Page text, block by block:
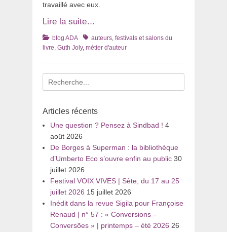
travaillé avec eux.
Lire la suite…
Catégories
blog ADA Tagsauteurs, festivals et salons du
livre, Guth Joly, métier d'auteur
Recherche
pour
Articles récents
Une question ? Pensez à Sindbad ! 4
août 2026
De Borges à Superman : la bibliothèque
d’Umberto Eco s’ouvre enfin au public 30
juillet 2026
Festival VOIX VIVES | Sète, du 17 au 25
juillet 2026 15 juillet 2026
Inédit dans la revue Sigila pour Françoise
Renaud | n° 57 : « Conversions –
Conversões » | printemps – été 2026 26